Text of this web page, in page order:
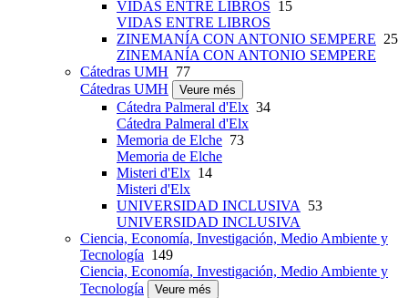
VIDAS ENTRE LIBROS 15
VIDAS ENTRE LIBROS
ZINEMANÍA CON ANTONIO SEMPERE 25
ZINEMANÍA CON ANTONIO SEMPERE
Cátedras UMH 77
Cátedras UMH
Veure més
Cátedra Palmeral d'Elx 34
Cátedra Palmeral d'Elx
Memoria de Elche 73
Memoria de Elche
Misteri d'Elx 14
Misteri d'Elx
UNIVERSIDAD INCLUSIVA
53
UNIVERSIDAD INCLUSIVA
Ciencia, Economía, Investigación, Medio Ambiente y
Tecnología 149
Ciencia, Economía, Investigación, Medio Ambiente y
Tecnología
Veure més